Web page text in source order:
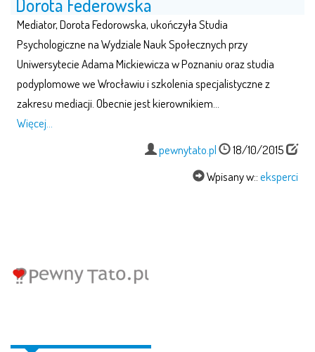
Mediator, Dorota Fedorowska, ukończyła Studia
Psychologiczne na Wydziale Nauk Społecznych przy
Uniwersytecie Adama Mickiewicza w Poznaniu oraz studia
podyplomowe we Wrocławiu i szkolenia specjalistyczne z
zakresu mediacji. Obecnie jest kierownikiem…
Więcej…
pewnytato.pl
18/10/2015
Wpisany w::eksperci